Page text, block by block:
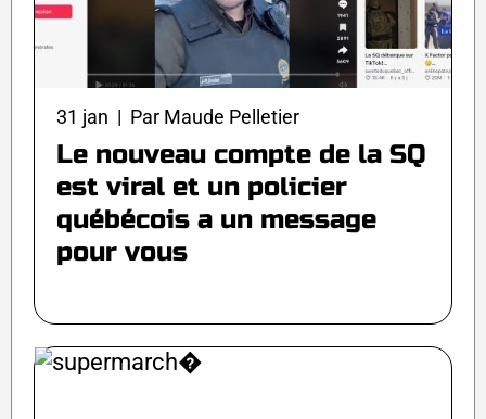
31 jan | Par Maude Pelletier
Le nouveau compte de la SQ
est viral et un policier
québécois a un message
pour vous